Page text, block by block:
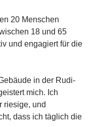
20 Menschen
18 und 65
und engagiert für die
in der Rudi-
mich. Ich
riesige, und
dass ich täglich die